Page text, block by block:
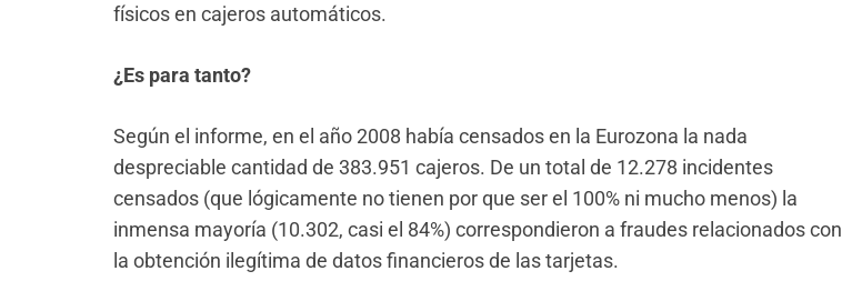
físicos en cajeros automáticos.
¿Es para tanto?
Según el informe, en el año 2008 había censados en la Eurozona la nada
despreciable cantidad de 383.951 cajeros. De un total de 12.278 incidentes
censados (que lógicamente no tienen por que ser el 100% ni mucho menos) la
inmensa mayoría (10.302, casi el 84%) correspondieron a fraudes relacionados con
la obtención ilegítima de datos financieros de las tarjetas.